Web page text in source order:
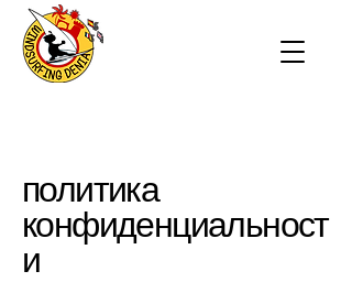
политика
конфиденциальност
и